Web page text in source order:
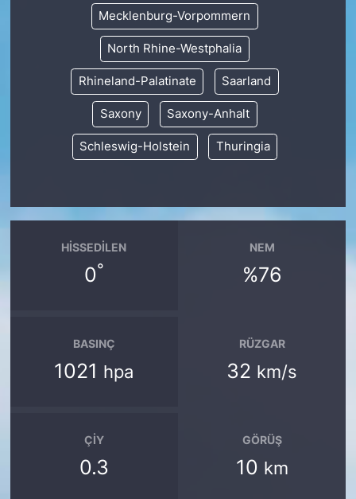
Mecklenburg-Vorpommern
North Rhine-Westphalia
Rhineland-Palatinate Saarland
Saxony Saxony-Anhalt
Schleswig-Holstein Thuringia
HISSEDILEN
0°
NEM
%76
BASINÇ
1021 hpa
RÜZGAR
32 km/s
ÇIY
0.3
GÖRÜŞ
10 km